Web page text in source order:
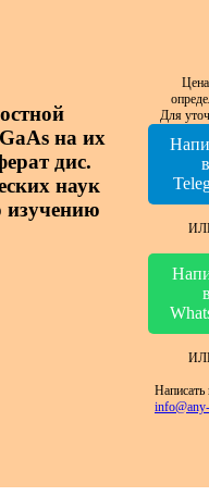
на их
дис.
наук
изучению
Для
в
в
Написать